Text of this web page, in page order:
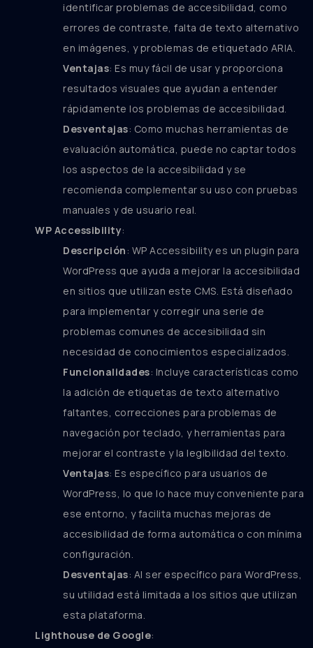
identificar problemas de accesibilidad, como
errores de contraste, falta de texto alternativo
en imágenes, y problemas de etiquetado ARIA.
Ventajas: Es muy fácil de usar y proporciona
resultados visuales que ayudan a entender
rápidamente los problemas de accesibilidad.
Desventajas: Como muchas herramientas de
evaluación automática, puede no captar todos
los aspectos de la accesibilidad y se
recomienda complementar su uso con pruebas
manuales y de usuario real.
WP Accessibility:
Descripción : WP Accessibility es un plugin para
WordPress que ayuda a mejorar la accesibilidad
en sitios que utilizan este CMS. Está diseñado
para implementar y corregir una serie de
problemas comunes de accesibilidad sin
necesidad de conocimientos especializados.
Funcionalidades: Incluye características como
la adición de etiquetas de texto alternativo
faltantes, correcciones para problemas de
navegación por teclado, y herramientas para
mejorar el contraste y la legibilidad del texto.
Ventajas: Es específico para usuarios de
WordPress, lo que lo hace muy conveniente para
ese entorno, y facilita muchas mejoras de
accesibilidad de forma automática o con mínima
configuración.
Desventajas: Al ser específico para WordPress,
su utilidad está limitada a los sitios que utilizan
esta plataforma.
Lighthouse de Google: